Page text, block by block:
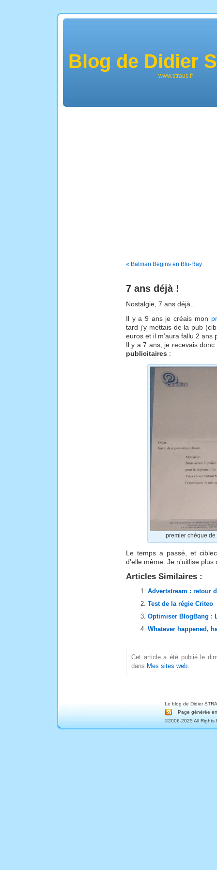
Blog de Didier
www.straus.fr
« Batman Begins en Blu-Ray
7 ans déjà !
Nostalgie, 7 ans déjà…
Il y a 9 ans je créais mon
tard j’y mettais de la pub
euros et il m’aura fallu 2
Il y a 7 ans, je recevais
publicitaires :
premier chèque
Le temps a passé, et
d’elle même. Je n’uitlise
Articles Similaires :
Advertstream : retour
Test de la régie Criteo
Optimiser BlogBang :
Whatever happened,
Cet article a été publié le
dans Mes sites web
Le blog de Didier
Page générée
©2006-2025 All Rights